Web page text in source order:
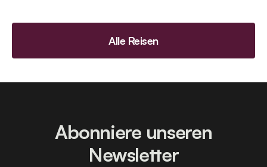
Alle Reisen
Abonniere unseren
Newsletter